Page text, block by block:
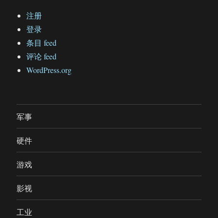
注册
登录
条目 feed
评论 feed
WordPress.org
军事
硬件
游戏
影视
工业